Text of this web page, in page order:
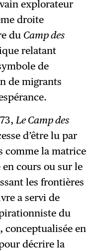
explorateur
droite
du Camp des
relatant
de
de migrants
Le Camp des
d’être lu par
comme la matrice
cours ou sur le
les frontières
a servi de
du
conceptualisée en
décrire la